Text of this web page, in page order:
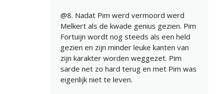
@8. Nadat Pim werd vermoord werd
Melkert als de kwade genius gezien. Pim
Fortuijn wordt nog steeds als een held
gezien en zijn minder leuke kanten van
zijn karakter worden weggezet. Pim
sarde net zo hard terug en met Pim was
eigenlijk niet te leven.